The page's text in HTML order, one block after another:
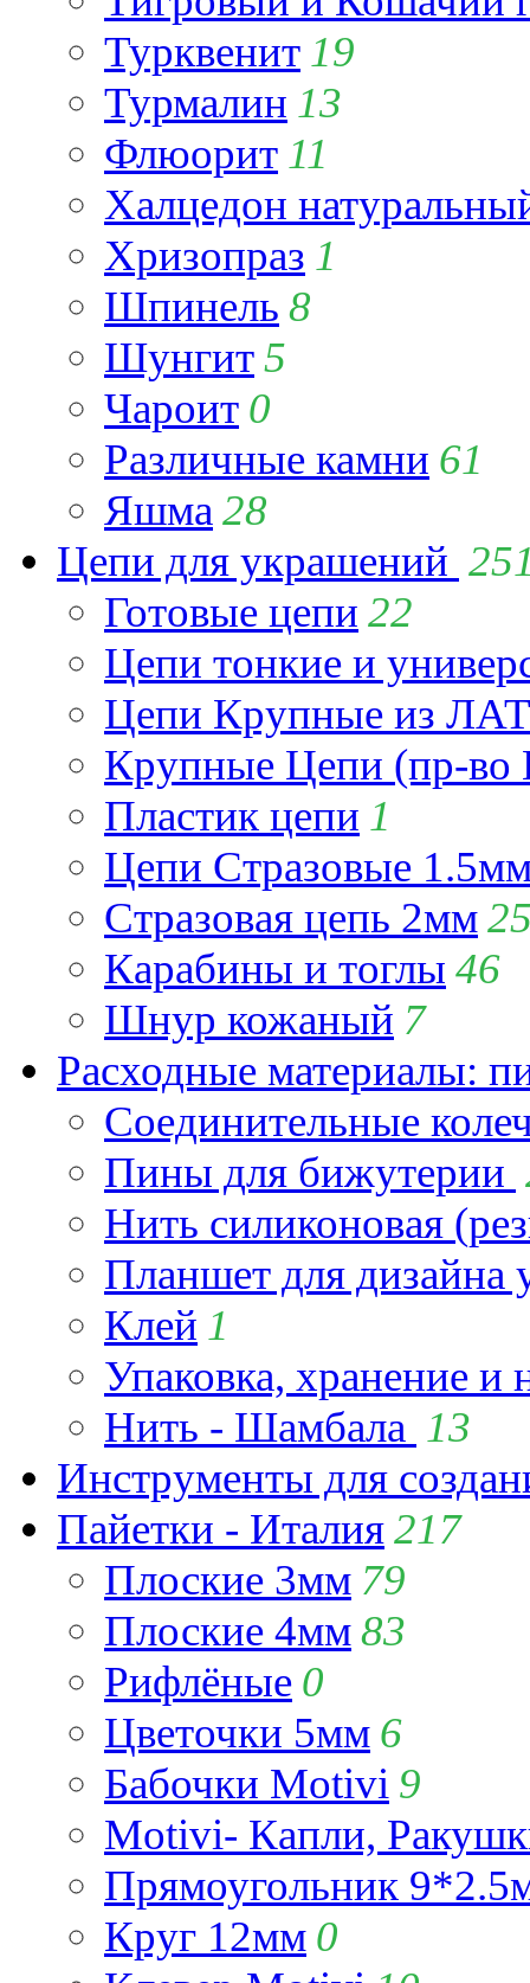
Турквенит 19
Турмалин 13
Флюорит 11
Халцедон
Хризопраз 1
Шпинель 8
Шунгит5
Чароит 0
Различные камни 61
Яшма 28
Цепи для украшений
Готовые цепи 22
Цепи тонкие и
Цепи Крупные из
Крупные Цепи (пр-во
Пластик цепи 1
Цепи Стразовые
Стразовая цепь 2мм
Карабины и тоглы 46
Шнур кожаный 7
Расходные материалы:
Соединительные
Пины для бижутерии
Нить силиконовая
Планшет для
Клей 1
Упаковка, хранение и
Нить - Шамбала 13
Инструменты для
Пайетки - Италия217
Плоские 3мм 79
Плоские 4мм83
Рифлёные 0
Цветочки 5мм 6
Бабочки Motivi 9
Motivi- Капли,
Прямоугольник
Круг 12мм 0